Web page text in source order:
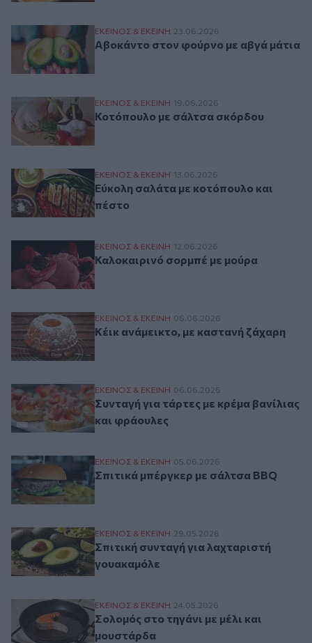
Αβοκάντο στον φούρνο με αβγά μάτια
ΕΚΕΙΝΟΣ & ΕΚΕΙΝΗ 23.06.2026
Αβοκάντο στον φούρνο με αβγά μάτια
Κοτόπουλο με σάλτσα σκόρδου
ΕΚΕΙΝΟΣ & ΕΚΕΙΝΗ 19.06.2026
Κοτόπουλο με σάλτσα σκόρδου
Εύκολη σαλάτα με κοτόπουλο και πέστο
ΕΚΕΙΝΟΣ & ΕΚΕΙΝΗ 13.06.2026
Εύκολη σαλάτα με κοτόπουλο και
πέστο
Καλοκαιρινό σορμπέ με μούρα
ΕΚΕΙΝΟΣ & ΕΚΕΙΝΗ 12.06.2026
Καλοκαιρινό σορμπέ με μούρα
Κέικ ανάμεικτο, με καστανή ζάχαρη
ΕΚΕΙΝΟΣ & ΕΚΕΙΝΗ 06.06.2026
Κέικ ανάμεικτο, με καστανή ζάχαρη
Συνταγή για τάρτες με κρέμα βανίλιας
ΕΚΕΙΝΟΣ & ΕΚΕΙΝΗ 06.06.2026
Συνταγή για τάρτες με κρέμα βανίλιας
και φράουλες
Σπιτικά μπέργκερ με σάλτσα BBQ
ΕΚΕΙΝΟΣ & ΕΚΕΙΝΗ 05.06.2026
Σπιτικά μπέργκερ με σάλτσα BBQ
Σπιτική συνταγή για λαχταριστή
ΕΚΕΙΝΟΣ & ΕΚΕΙΝΗ 29.05.2026
Σπιτική συνταγή για λαχταριστή
γουακαμόλε
Σολομός στο τηγάνι με μέλι και
ΕΚΕΙΝΟΣ & ΕΚΕΙΝΗ 24.05.2026
Σολομός στο τηγάνι με μέλι και
μουστάρδα